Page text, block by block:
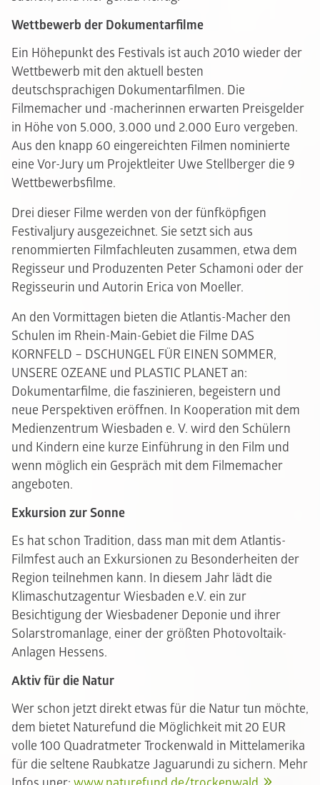
Wettbewerb der Dokumentarfilme
Ein Höhepunkt des Festivals ist auch 2010 wieder der
Wettbewerb mit den aktuell besten
deutschsprachigen Dokumentarfilmen. Die
Filmemacher und -macherinnen erwarten Preisgelder
in Höhe von 5.000, 3.000 und 2.000 Euro vergeben.
Aus den knapp 60 eingereichten Filmen nominierte
eine Vor-Jury um Projektleiter Uwe Stellberger die 9
Wettbewerbsfilme.
Drei dieser Filme werden von der fünfköpfigen
Festivaljury ausgezeichnet. Sie setzt sich aus
renommierten Filmfachleuten zusammen, etwa dem
Regisseur und Produzenten Peter Schamoni oder der
Regisseurin und Autorin Erica von Moeller.
An den Vormittagen bieten die Atlantis-Macher den
Schulen im Rhein-Main-Gebiet die Filme DAS
KORNFELD – DSCHUNGEL FÜR EINEN SOMMER,
UNSERE OZEANE und PLASTIC PLANET an:
Dokumentarfilme, die faszinieren, begeistern und
neue Perspektiven eröffnen. In Kooperation mit dem
Medienzentrum Wiesbaden e. V. wird den Schülern
und Kindern eine kurze Einführung in den Film und
wenn möglich ein Gespräch mit dem Filmemacher
angeboten.
Exkursion zur Sonne
Es hat schon Tradition, dass man mit dem Atlantis-
Filmfest auch an Exkursionen zu Besonderheiten der
Region teilnehmen kann. In diesem Jahr lädt die
Klimaschutzagentur Wiesbaden e.V. ein zur
Besichtigung der Wiesbadener Deponie und ihrer
Solarstromanlage, einer der größten Photovoltaik-
Anlagen Hessens.
Aktiv für die Natur
Wer schon jetzt direkt etwas für die Natur tun möchte,
dem bietet Naturefund die Möglichkeit mit 20 EUR
volle 100 Quadratmeter Trockenwald in Mittelamerika
für die seltene Raubkatze Jaguarundi zu sichern. Mehr